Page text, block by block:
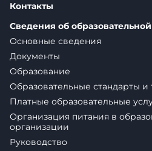
Контакты
Сведения об
Основные сведения
Документы
Образование
Образовательные стандарты и
Платные образовательные
Организация питания в
организации
Руководство